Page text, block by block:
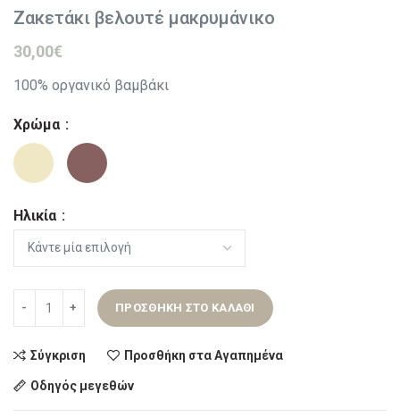
Ζακετάκι βελουτέ μακρυμάνικο
30,00€
100% οργανικό βαμβάκι
Χρώμα
Ηλικία
ΠΡΟΣΘΉΚΗ ΣΤΟ ΚΑΛΆΘΙ
Σύγκριση Προσθήκη στα Αγαπημένα
Οδηγός μεγεθών